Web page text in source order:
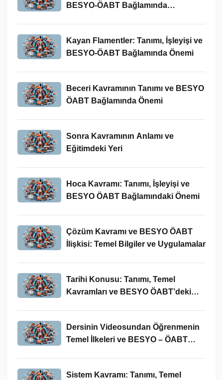
BESYO-ÖABT Bağlamında
Kayan Flamentler: Tanımı, İşleyişi ve
BESYO-ÖABT Bağlamında Önemi
Beceri Kavramının Tanımı ve BESYO
ÖABT Bağlamında Önemi
Sonra Kavramının Anlamı ve
Eğitimdeki Yeri
Hoca Kavramı: Tanımı, İşleyişi ve
BESYO ÖABT Bağlamındaki Önemi
Çözüm Kavramı ve BESYO ÖABT
İlişkisi: Temel Bilgiler ve Uygulamalar
Tarihi Konusu: Tanımı, Temel
Kavramları ve BESYO ÖABT’deki
Dersinin Videosundan Öğrenmenin
Temel İlkeleri ve BESYO – ÖABT
Sistem Kavramı: Tanımı, Temel